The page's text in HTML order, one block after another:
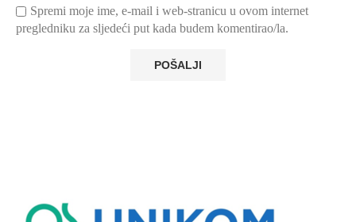
Spremi moje ime, e-mail i web-stranicu u ovom internet
pregledniku za sljedeći put kada budem komentirao/la.